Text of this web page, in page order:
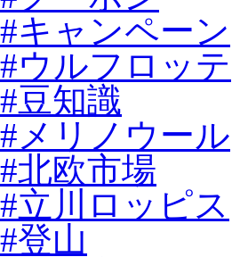
#キャンペーン
#ウルフロッテ
#豆知識
#メリノウール
#北欧市場
#立川ロッピス
#登山